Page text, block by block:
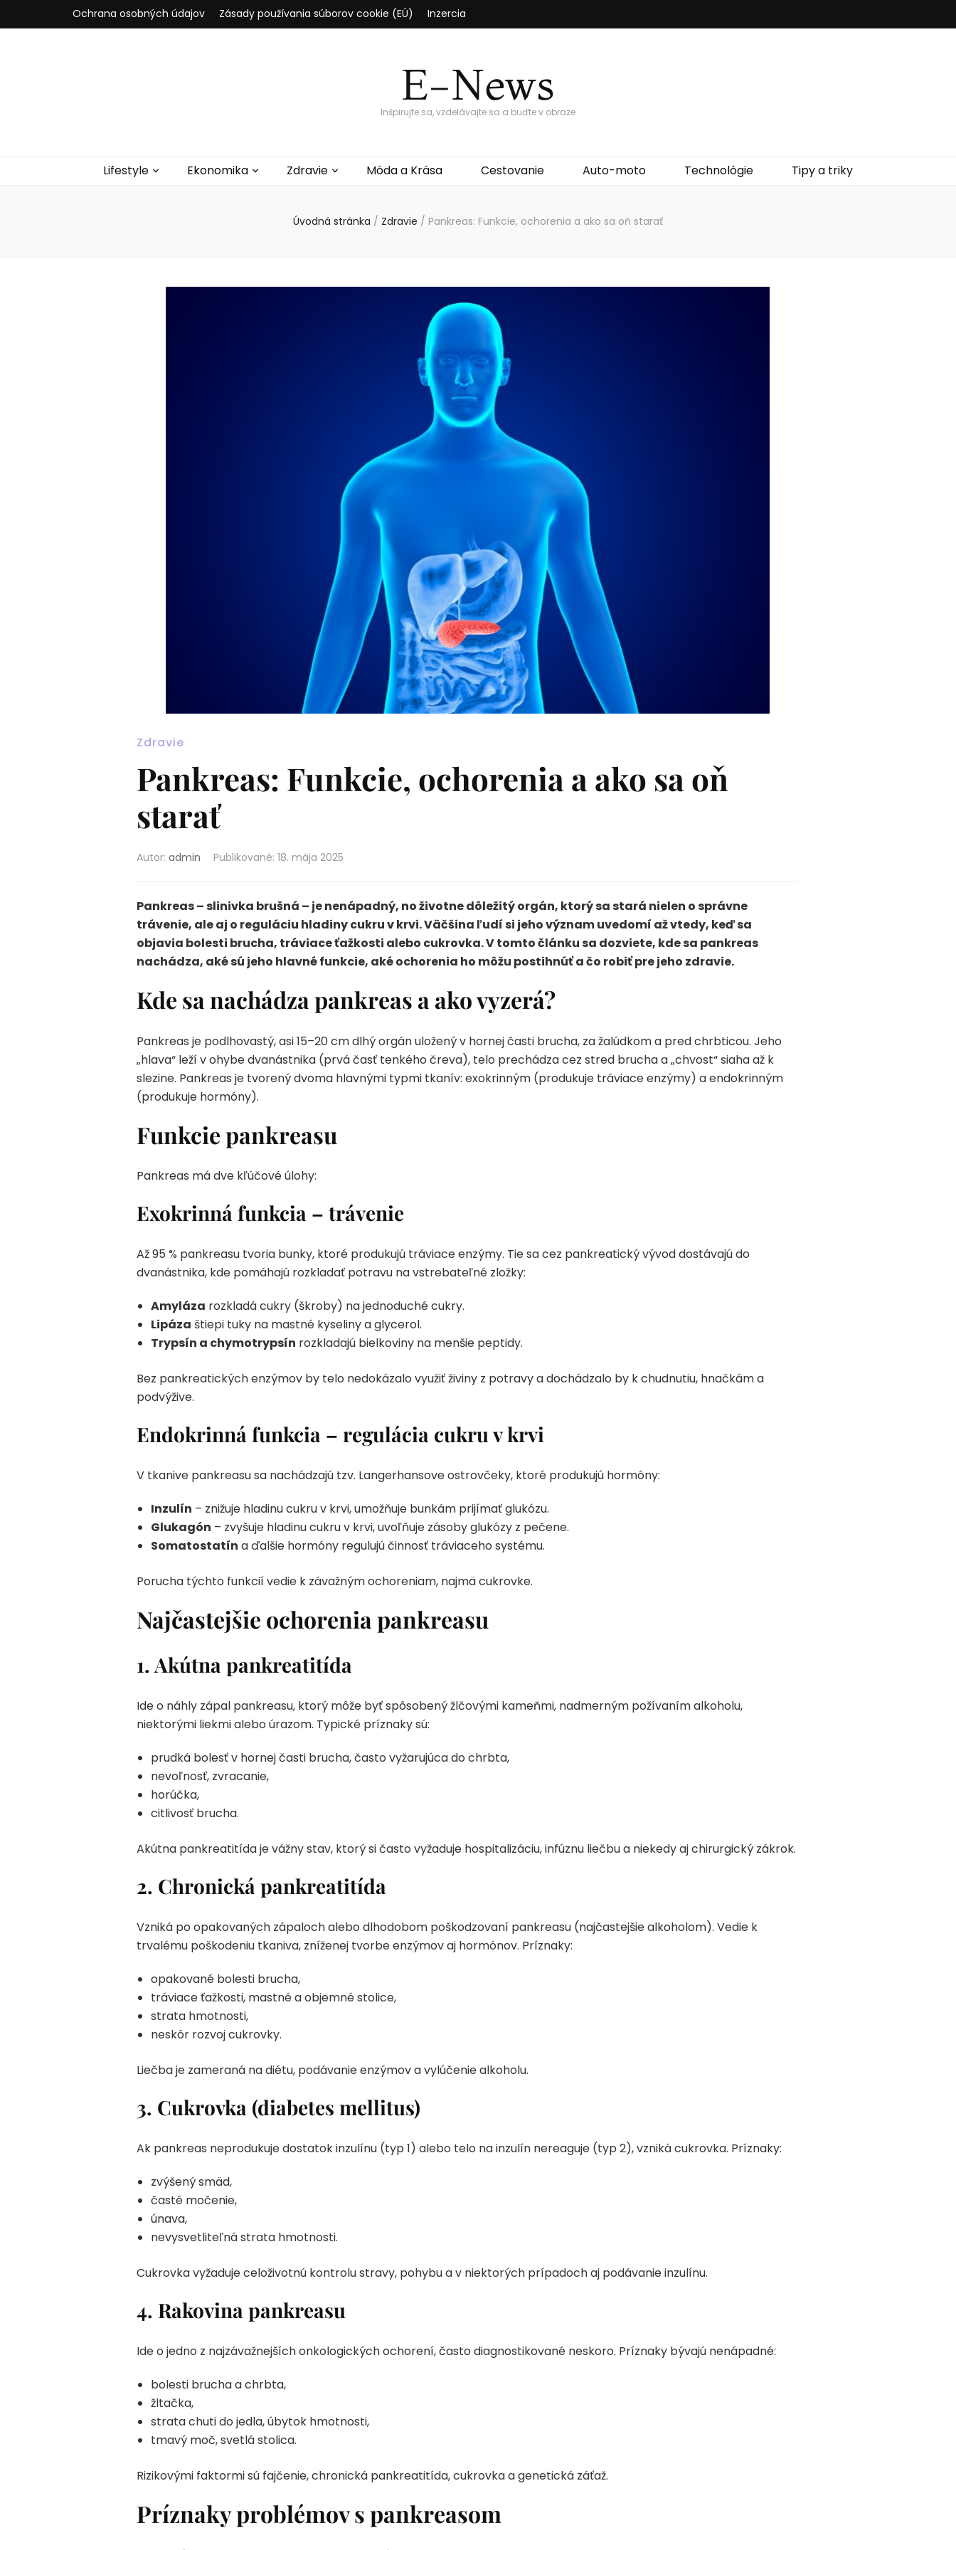
Ochrana osobných údajov Zásady používania súborov cookie (EÚ) Inzercia
E-News
Inšpirujte sa, vzdelávajte sa a buďte v obraze
Lifestyle Ekonomika Zdravie Móda a Krása Cestovanie Auto-moto Technológie Tipy a triky
Úvodná stránka / Zdravie / Pankreas: Funkcie, ochorenia a ako sa oň starať
Zdravie
Pankreas: Funkcie, ochorenia a ako sa oň
starať
Autor: admin Publikované: 18. mája 2025
Pankreas – slinivka brušná – je nenápadný, no životne dôležitý orgán, ktorý sa stará nielen o správne
trávenie, ale aj o reguláciu hladiny cukru v krvi. Väčšina ľudí si jeho význam uvedomí až vtedy, keď sa
objavia bolesti brucha, tráviace ťažkosti alebo cukrovka. V tomto článku sa dozviete, kde sa pankreas
nachádza, aké sú jeho hlavné funkcie, aké ochorenia ho môžu postihnúť a čo robiť pre jeho zdravie.
Kde sa nachádza pankreas a ako vyzerá?
Pankreas je podlhovastý, asi 15–20 cm dlhý orgán uložený v hornej časti brucha, za žalúdkom a pred chrbticou. Jeho
„hlava“ leží v ohybe dvanástnika (prvá časť tenkého čreva), telo prechádza cez stred brucha a „chvost“ siaha až k
slezine. Pankreas je tvorený dvoma hlavnými typmi tkanív: exokrinným (produkuje tráviace enzýmy) a endokrinným
(produkuje hormóny).
Funkcie pankreasu
Pankreas má dve kľúčové úlohy:
Exokrinná funkcia – trávenie
Až 95 % pankreasu tvoria bunky, ktoré produkujú tráviace enzýmy. Tie sa cez pankreatický vývod dostávajú do
dvanástnika, kde pomáhajú rozkladať potravu na vstrebateľné zložky:
Amyláza rozkladá cukry (škroby) na jednoduché cukry.
Lipáza štiepi tuky na mastné kyseliny a glycerol.
Trypsín a chymotrypsín rozkladajú bielkoviny na menšie peptidy.
Bez pankreatických enzýmov by telo nedokázalo využiť živiny z potravy a dochádzalo by k chudnutiu, hnačkám a
podvýžive.
Endokrinná funkcia – regulácia cukru v krvi
V tkanive pankreasu sa nachádzajú tzv. Langerhansove ostrovčeky, ktoré produkujú hormóny:
Inzulín – znižuje hladinu cukru v krvi, umožňuje bunkám prijímať glukózu.
Glukagón – zvyšuje hladinu cukru v krvi, uvoľňuje zásoby glukózy z pečene.
Somatostatín a ďalšie hormóny regulujú činnosť tráviaceho systému.
Porucha týchto funkcií vedie k závažným ochoreniam, najmä cukrovke.
Najčastejšie ochorenia pankreasu
1. Akútna pankreatitída
Ide o náhly zápal pankreasu, ktorý môže byť spôsobený žlčovými kameňmi, nadmerným požívaním alkoholu,
niektorými liekmi alebo úrazom. Typické príznaky sú:
prudká bolesť v hornej časti brucha, často vyžarujúca do chrbta,
nevoľnosť, zvracanie,
horúčka,
citlivosť brucha.
Akútna pankreatitída je vážny stav, ktorý si často vyžaduje hospitalizáciu, infúznu liečbu a niekedy aj chirurgický zákrok.
2. Chronická pankreatitída
Vzniká po opakovaných zápaloch alebo dlhodobom poškodzovaní pankreasu (najčastejšie alkoholom). Vedie k
trvalému poškodeniu tkaniva, zníženej tvorbe enzýmov aj hormónov. Príznaky:
opakované bolesti brucha,
tráviace ťažkosti, mastné a objemné stolice,
strata hmotnosti,
neskôr rozvoj cukrovky.
Liečba je zameraná na diétu, podávanie enzýmov a vylúčenie alkoholu.
3. Cukrovka (diabetes mellitus)
Ak pankreas neprodukuje dostatok inzulínu (typ 1) alebo telo na inzulín nereaguje (typ 2), vzniká cukrovka. Príznaky:
zvýšený smäd,
časté močenie,
únava,
nevysvetliteľná strata hmotnosti.
Cukrovka vyžaduje celoživotnú kontrolu stravy, pohybu a v niektorých prípadoch aj podávanie inzulínu.
4. Rakovina pankreasu
Ide o jedno z najzávažnejších onkologických ochorení, často diagnostikované neskoro. Príznaky bývajú nenápadné:
bolesti brucha a chrbta,
žltačka,
strata chuti do jedla, úbytok hmotnosti,
tmavý moč, svetlá stolica.
Rizikovými faktormi sú fajčenie, chronická pankreatitída, cukrovka a genetická záťaž.
Príznaky problémov s pankreasom